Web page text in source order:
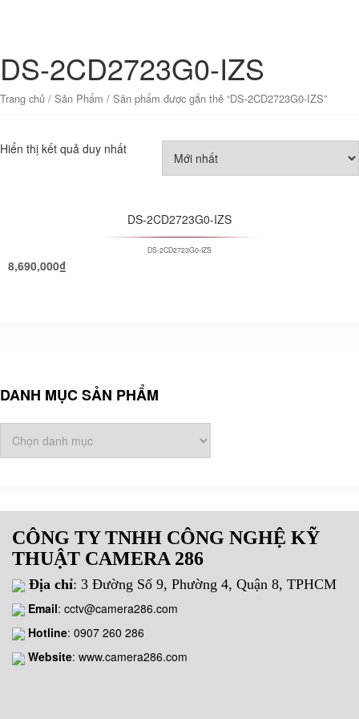
DS-2CD2723G0-IZS
Trang chủ / Sản Phẩm / Sản phẩm được gắn thẻ “DS-2CD2723G0-IZS”
Hiển thị kết quả duy nhất
DS-2CD2723G0-IZS
DS-2CD2723G0-IZS
8,690,000₫
DANH MỤC SẢN PHẨM
CÔNG TY TNHH CÔNG NGHỆ KỸ
THUẬT CAMERA 286
Địa chỉ: 3 Đường Số 9, Phường 4, Quận 8, TPHCM
Email: cctv@camera286.com
Hotline: 0907 260 286
Website: www.camera286.com